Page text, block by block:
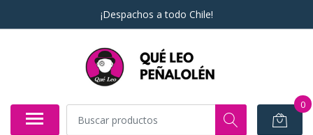
¡Despachos a todo Chile!
0